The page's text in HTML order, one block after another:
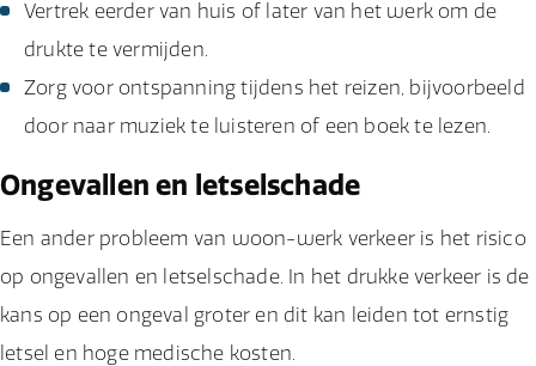
Vertrek eerder van huis of later van het werk om de
drukte te vermijden.
Zorg voor ontspanning tijdens het reizen, bijvoorbeeld
door naar muziek te luisteren of een boek te lezen.
Ongevallen en letselschade
Een ander probleem van woon-werk verkeer is het risico
op ongevallen en letselschade. In het drukke verkeer is de
kans op een ongeval groter en dit kan leiden tot ernstig
letsel en hoge medische kosten.